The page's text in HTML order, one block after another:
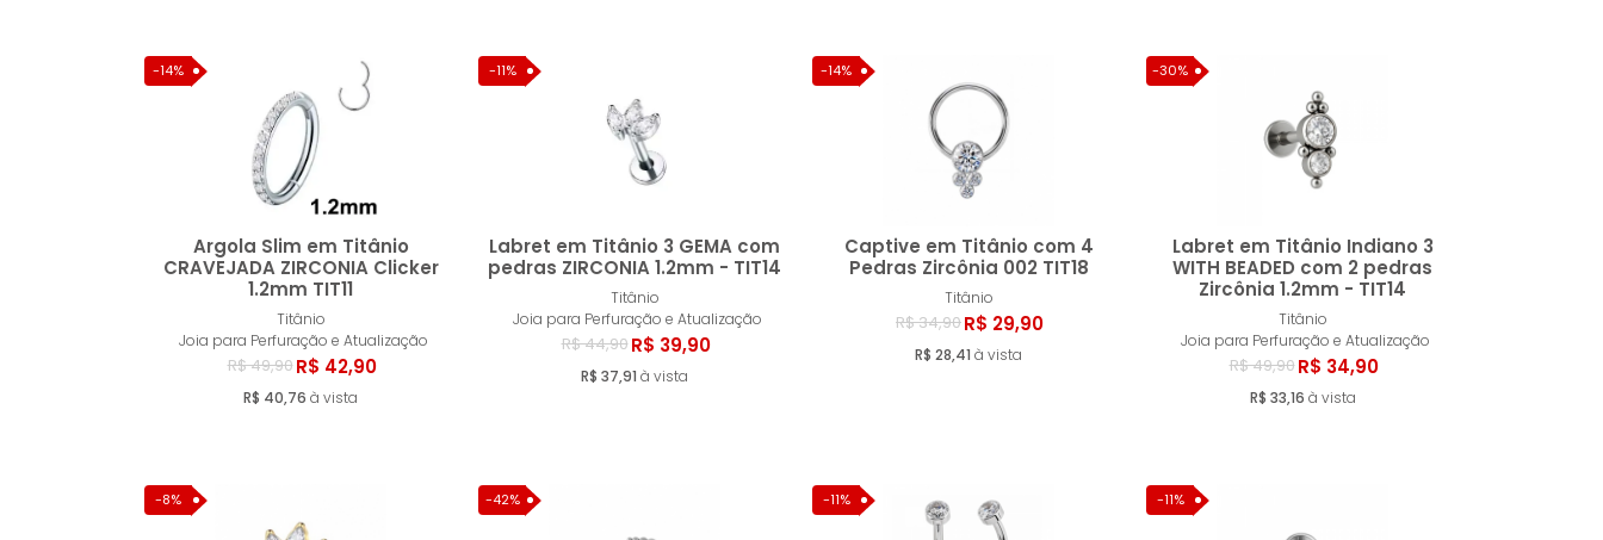
-14%
Argola Slim em Titânio
CRAVEJADA ZIRCONIA Clicker
1.2mm TIT11
Titânio
Joia para Perfuração e Atualização
R$ 49,90R$ 42,90
R$ 40,76 à vista
Comprar
-11%
Labret em Titânio 3 GEMA com
pedras ZIRCONIA 1.2mm - TIT14
Titânio
Joia para Perfuração e Atualização
R$ 44,90R$ 39,90
R$ 37,91 à vista
Comprar
-14%
Captive em Titânio com 4
Pedras Zircônia 002 TIT18
Titânio
R$ 34,90R$ 29,90
R$ 28,41 à vista
Comprar
-30%
Labret em Titânio Indiano 3
WITH BEADED com 2 pedras
Zircônia 1.2mm - TIT14
Titânio
Joia para Perfuração e Atualização
R$ 49,90R$ 34,90
R$ 33,16 à vista
Comprar
-8% -42% -11% -11%